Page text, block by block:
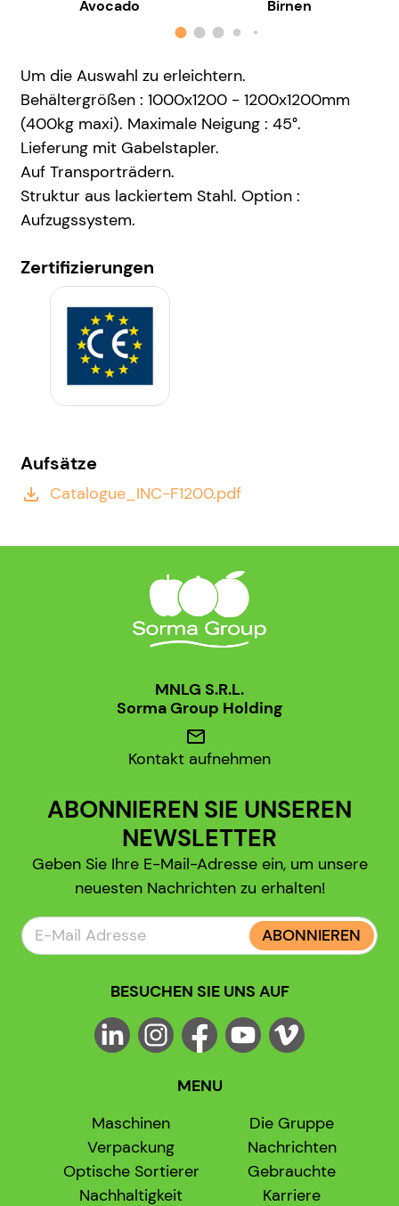
Avocado Birnen
Um die Auswahl zu erleichtern.
Behältergrößen : 1000x1200 - 1200x1200mm
(400kg maxi). Maximale Neigung : 45°.
Lieferung mit Gabelstapler.
Auf Transporträdern.
Struktur aus lackiertem Stahl. Option :
Aufzugssystem.
Zertifizierungen
Aufsätze
file_download Catalogue_INC-F1200.pdf
MNLG S.R.L.
Sorma Group Holding
mail
Kontakt aufnehmen
ABONNIEREN SIE UNSEREN
NEWSLETTER
Geben Sie Ihre E-Mail-Adresse ein, um unsere
neuesten Nachrichten zu erhalten!
ABONNIEREN
BESUCHEN SIE UNS AUF
MENU
Maschinen
Verpackung
Optische Sortierer
Nachhaltigkeit
Die Gruppe
Nachrichten
Gebrauchte
Karriere